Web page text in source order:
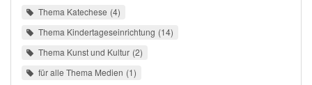
Thema Katechese 4
Thema Kindertageseinrichtung 14
Thema Kunst und Kultur 2
für alle Thema Medien 1